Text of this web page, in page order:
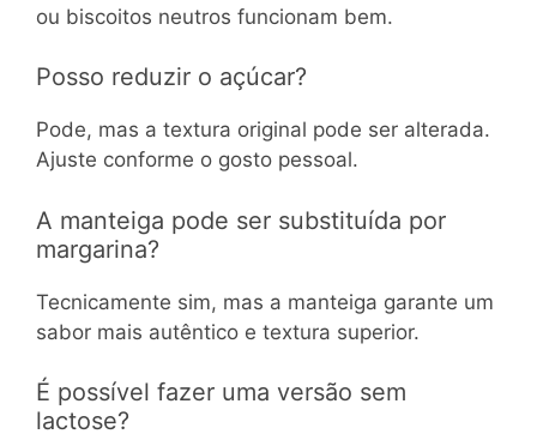
ou biscoitos neutros funcionam bem.
Posso reduzir o açúcar?
Pode, mas a textura original pode ser alterada.
Ajuste conforme o gosto pessoal.
A manteiga pode ser substituída por
margarina?
Tecnicamente sim, mas a manteiga garante um
sabor mais autêntico e textura superior.
É possível fazer uma versão sem
lactose?